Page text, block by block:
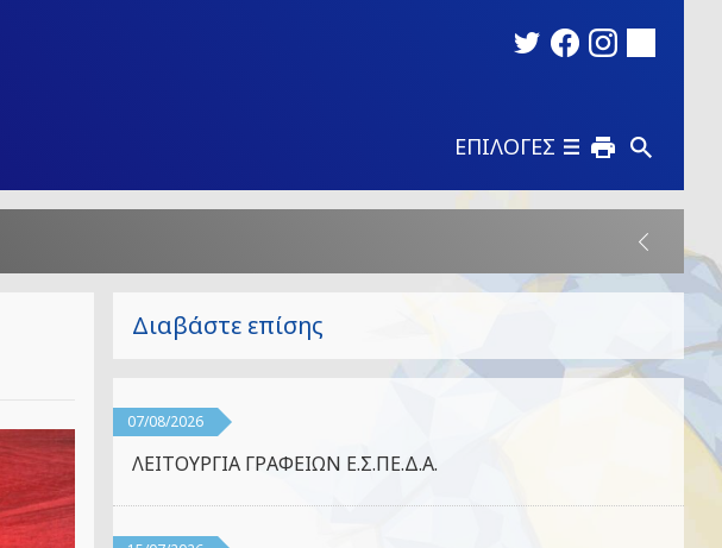
ΕΠΙΛΟΓΕΣ
Διαβάστε επίσης
07/08/2026
ΛΕΙΤΟΥΡΓΙΑ ΓΡΑΦΕΙΩΝ Ε.Σ.ΠΕ.Δ.Α.